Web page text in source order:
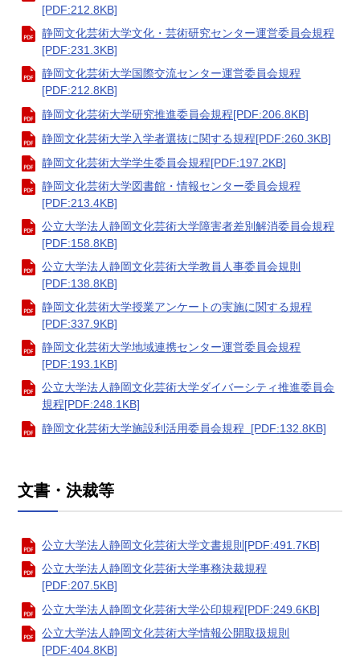
[PDF:212.8KB]
静岡文化芸術大学文化・芸術研究センター運営委員会規程
[PDF:231.3KB]
静岡文化芸術大学国際交流センター運営委員会規程
[PDF:212.8KB]
静岡文化芸術大学研究推進委員会規程[PDF:206.8KB]
静岡文化芸術大学入学者選抜に関する規程[PDF:260.3KB]
静岡文化芸術大学学生委員会規程[PDF:197.2KB]
静岡文化芸術大学図書館・情報センター委員会規程
[PDF:213.4KB]
公立大学法人静岡文化芸術大学障害者差別解消委員会規程
[PDF:158.8KB]
​公立大学法人静岡文化芸術大学教員人事委員会規則
[PDF:138.8KB]
静岡文化芸術大学授業アンケートの実施に関する規程
[PDF:337.9KB]
静岡文化芸術大学地域連携センター運営委員会規程
[PDF:193.1KB]
公立大学法人静岡文化芸術大学ダイバーシティ推進委員会
規程[PDF:248.1KB]
静岡文化芸術大学施設利活用委員会規程 [PDF:132.8KB]
文書・決裁等
公立大学法人静岡文化芸術大学文書規則[PDF:491.7KB]
公立大学法人静岡文化芸術大学事務決裁規程
[PDF:207.5KB]
公立大学法人静岡文化芸術大学公印規程[PDF:249.6KB]
公立大学法人静岡文化芸術大学情報公開取扱規則
[PDF:404.8KB]